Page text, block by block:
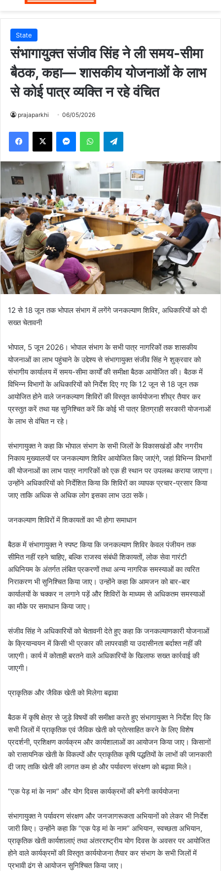
State
संभागायुक्त संजीव सिंह ने ली समय-सीमा
बैठक, कहा— शासकीय योजनाओं के लाभ
से कोई पात्र व्यक्ति न रहे वंचित
prajaparkhi 06/05/2026
MessengerWhatsAppTelegram
12 से 18 जून तक भोपाल संभाग में लगेंगे जनकल्याण शिविर, अधिकारियों को दी
सख्त चेतावनी
भोपाल, 5 जून 2026। भोपाल संभाग के सभी पात्र नागरिकों तक शासकीय
योजनाओं का लाभ पहुंचाने के उद्देश्य से संभागायुक्त संजीव सिंह ने शुक्रवार को
संभागीय कार्यालय में समय-सीमा कार्यों की समीक्षा बैठक आयोजित की। बैठक में
विभिन्न विभागों के अधिकारियों को निर्देश दिए गए कि 12 जून से 18 जून तक
आयोजित होने वाले जनकल्याण शिविरों की विस्तृत कार्ययोजना शीघ्र तैयार कर
प्रस्तुत करें तथा यह सुनिश्चित करें कि कोई भी पात्र हितग्राही सरकारी योजनाओं
के लाभ से वंचित न रहे।
संभागायुक्त ने कहा कि भोपाल संभाग के सभी जिलों के विकासखंडों और नगरीय
निकाय मुख्यालयों पर जनकल्याण शिविर आयोजित किए जाएंगे, जहां विभिन्न विभागों
की योजनाओं का लाभ पात्र नागरिकों को एक ही स्थान पर उपलब्ध कराया जाएगा।
उन्होंने अधिकारियों को निर्देशित किया कि शिविरों का व्यापक प्रचार-प्रसार किया
जाए ताकि अधिक से अधिक लोग इसका लाभ उठा सकें।
जनकल्याण शिविरों में शिकायतों का भी होगा समाधान
बैठक में संभागायुक्त ने स्पष्ट किया कि जनकल्याण शिविर केवल पंजीयन तक
सीमित नहीं रहने चाहिए, बल्कि राजस्व संबंधी शिकायतों, लोक सेवा गारंटी
अधिनियम के अंतर्गत लंबित प्रकरणों तथा अन्य नागरिक समस्याओं का त्वरित
निराकरण भी सुनिश्चित किया जाए। उन्होंने कहा कि आमजन को बार-बार
कार्यालयों के चक्कर न लगाने पड़ें और शिविरों के माध्यम से अधिकतम समस्याओं
का मौके पर समाधान किया जाए।
संजीव सिंह ने अधिकारियों को चेतावनी देते हुए कहा कि जनकल्याणकारी योजनाओं
के क्रियान्वयन में किसी भी प्रकार की लापरवाही या उदासीनता बर्दाश्त नहीं की
जाएगी। कार्य में कोताही बरतने वाले अधिकारियों के खिलाफ सख्त कार्रवाई की
जाएगी।
प्राकृतिक और जैविक खेती को मिलेगा बढ़ावा
बैठक में कृषि क्षेत्र से जुड़े विषयों की समीक्षा करते हुए संभागायुक्त ने निर्देश दिए कि
सभी जिलों में प्राकृतिक एवं जैविक खेती को प्रोत्साहित करने के लिए विशेष
प्रदर्शनी, प्रशिक्षण कार्यक्रम और कार्यशालाओं का आयोजन किया जाए। किसानों
को रासायनिक खेती के विकल्पों और प्राकृतिक कृषि पद्धतियों के लाभों की जानकारी
दी जाए ताकि खेती की लागत कम हो और पर्यावरण संरक्षण को बढ़ावा मिले।
“एक पेड़ मां के नाम” और योग दिवस कार्यक्रमों की बनेगी कार्ययोजना
संभागायुक्त ने पर्यावरण संरक्षण और जनजागरूकता अभियानों को लेकर भी निर्देश
जारी किए। उन्होंने कहा कि “एक पेड़ मां के नाम” अभियान, स्वच्छता अभियान,
प्राकृतिक खेती कार्यशालाएं तथा अंतरराष्ट्रीय योग दिवस के अवसर पर आयोजित
होने वाले कार्यक्रमों की विस्तृत कार्ययोजना तैयार कर संभाग के सभी जिलों में
प्रभावी ढंग से आयोजन सुनिश्चित किया जाए।